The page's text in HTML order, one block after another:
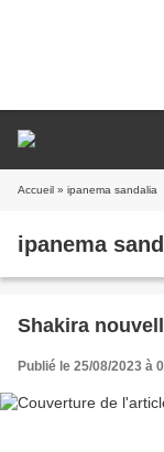
Accueil » ipanema sandalia
ipanema
Shakira
Publié le 25/08/2023 à